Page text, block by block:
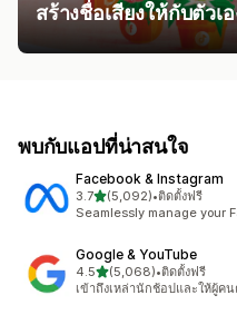
สร้างชื่อเสียงให้กับตัวเ
พบกับแอปที่น่าสนใจ
Facebook & Instagram
3.7เต็ม 5 ดาว
(5,092)
ทั้งหมด 5092 รีวิว
•ติดตั้งฟรี
Seamlessly manage your
Google & YouTube
4.5เต็ม 5 ดาว
(5,068)
ทั้งหมด 5068 รีวิว
•ติดตั้งฟรี
เข้าถึงเหล่านักช้อปและให้ผู้